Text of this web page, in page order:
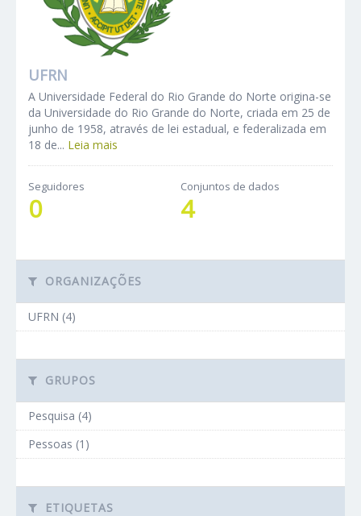
UFRN
A Universidade Federal do Rio Grande do Norte origina-se
da Universidade do Rio Grande do Norte, criada em 25 de
junho de 1958, através de lei estadual, e federalizada em
18 de... Leia mais
Seguidores
0
Conjuntos de dados
4
ORGANIZAÇÕES
UFRN (4)
GRUPOS
Pesquisa (4)
Pessoas (1)
ETIQUETAS